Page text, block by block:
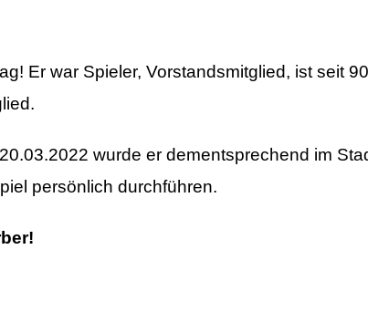
Er war Spieler, Vorstandsmitglied, ist seit
wurde er dementsprechend im
persönlich durchführen.